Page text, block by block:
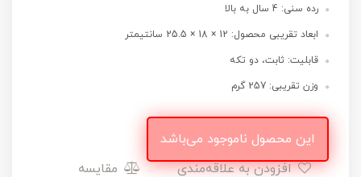
رده سنی: 4 سال به بالا
ابعاد تقریبی محصول: 12 × 18 × 25.5 سانتیمتر
قابلیت: ثابت، دو تکه
وزن تقریبی: 257 گرم
این محصول ناموجود می‌باشد
افزودن به علاقه‌مندی
مقایسه